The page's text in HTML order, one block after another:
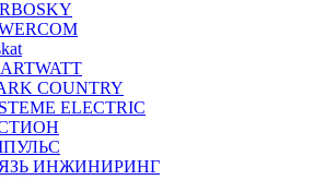
COUNTRY
ELECTRIC
ИНЖИНИРИНГ